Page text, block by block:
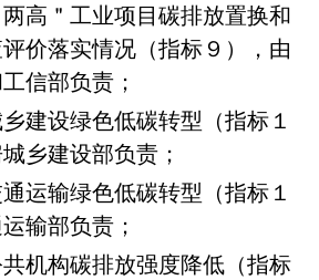
高＂工业项目碳排放置换和
价落实情况（指标９），由
信部负责；
建设绿色低碳转型（指标１
乡建设部负责；
运输绿色低碳转型（指标１
输部负责；
机构碳排放强度降低（指标